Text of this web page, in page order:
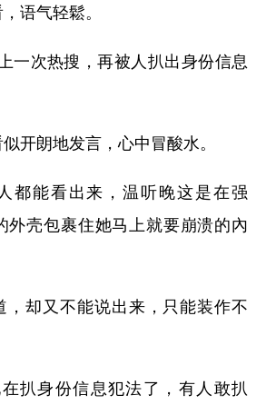
语气轻鬆。
一次热搜，再被人扒出身份信息
开朗地发言，心中冒酸水。
都能看出来，温听晚这是在强
外壳包裹住她马上就要崩溃的內
，却又不能说出来，只能装作不
扒身份信息犯法了，有人敢扒